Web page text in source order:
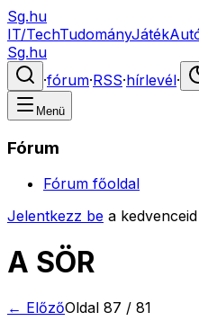
Sg.hu
IT/TechTudományJáték
Sg.hu
·fórum·RSS·hírlevél·
Menü
Fórum
Fórum főoldal
Jelentkezz be a
A SÖR
← ElőzőOldal 87 / 81